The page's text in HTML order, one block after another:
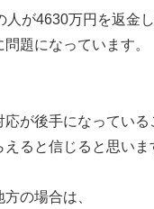
人が4630万円を返金
題になっています。
応が後手になってい
ると信じると思いま
の場合は、